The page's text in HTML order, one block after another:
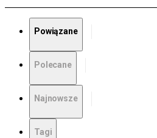
Powiązane
Polecane
Najnowsze
Tagi